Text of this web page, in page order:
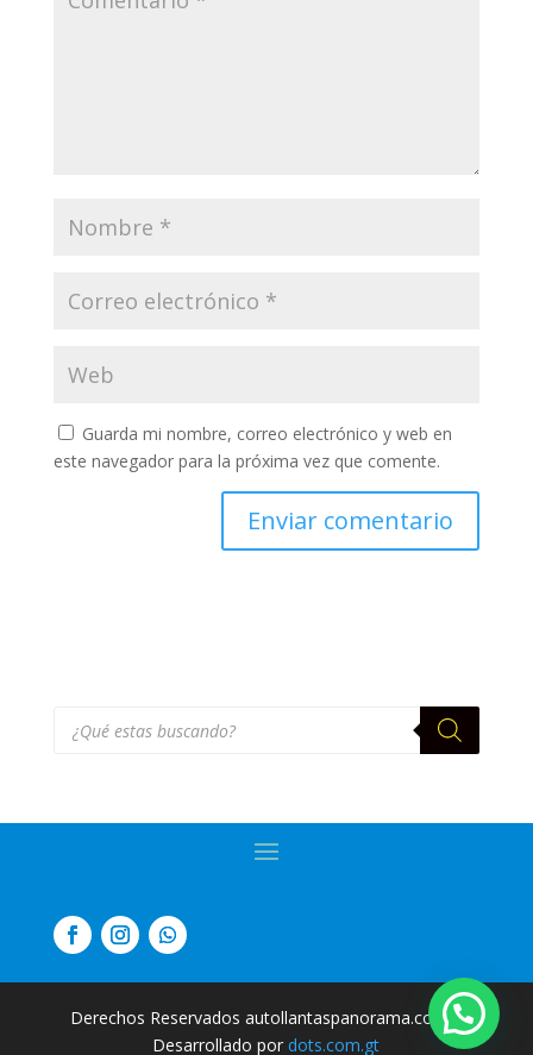
Guarda mi nombre, correo electrónico y web en
este navegador para la próxima vez que comente.
productos
Derechos Reservados autollantaspanorama.com|
Desarrollado pordots.com.gt